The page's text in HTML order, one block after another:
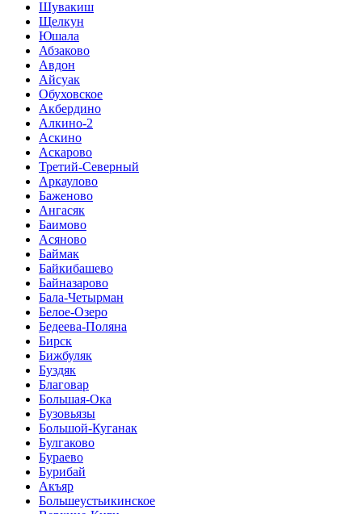
Шувакиш
Щелкун
Юшала
Абзаково
Авдон
Айсуак
Обуховское
Акбердино
Алкино-2
Аскино
Аскарово
Третий-Северный
Аркаулово
Баженово
Ангасяк
Баимово
Асяново
Баймак
Байкибашево
Байназарово
Бала-Четырман
Белое-Озеро
Бедеева-Поляна
Бирск
Бижбуляк
Буздяк
Благовар
Большая-Ока
Бузовьязы
Большой-Куганак
Булгаково
Бураево
Бурибай
Акъяр
Большеустьикинское